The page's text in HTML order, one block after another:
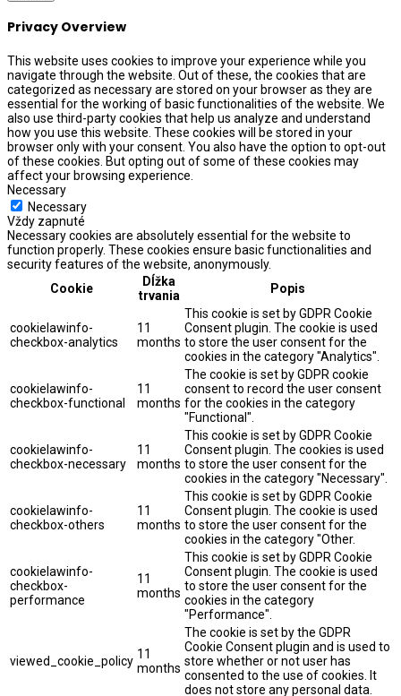
Privacy Overview
This website uses cookies to improve your experience while you
navigate through the website. Out of these, the cookies that are
categorized as necessary are stored on your browser as they are
essential for the working of basic functionalities of the website. We
also use third-party cookies that help us analyze and understand
how you use this website. These cookies will be stored in your
browser only with your consent. You also have the option to opt-out
of these cookies. But opting out of some of these cookies may
affect your browsing experience.
Necessary
Necessary
Vždy zapnuté
Necessary cookies are absolutely essential for the website to
function properly. These cookies ensure basic functionalities and
security features of the website, anonymously.
Cookie
Dĺžka
trvania
Popis
cookielawinfo-
checkbox-analytics
11
months
This cookie is set by GDPR Cookie
Consent plugin. The cookie is used
to store the user consent for the
cookies in the category "Analytics".
cookielawinfo-
checkbox-functional
11
months
The cookie is set by GDPR cookie
consent to record the user consent
for the cookies in the category
"Functional".
cookielawinfo-
checkbox-necessary
11
months
This cookie is set by GDPR Cookie
Consent plugin. The cookies is used
to store the user consent for the
cookies in the category "Necessary".
cookielawinfo-
checkbox-others
11
months
This cookie is set by GDPR Cookie
Consent plugin. The cookie is used
to store the user consent for the
cookies in the category "Other.
cookielawinfo-
checkbox-
performance
11
months
This cookie is set by GDPR Cookie
Consent plugin. The cookie is used
to store the user consent for the
cookies in the category
"Performance".
viewed_cookie_policy 11
months
The cookie is set by the GDPR
Cookie Consent plugin and is used to
store whether or not user has
consented to the use of cookies. It
does not store any personal data.